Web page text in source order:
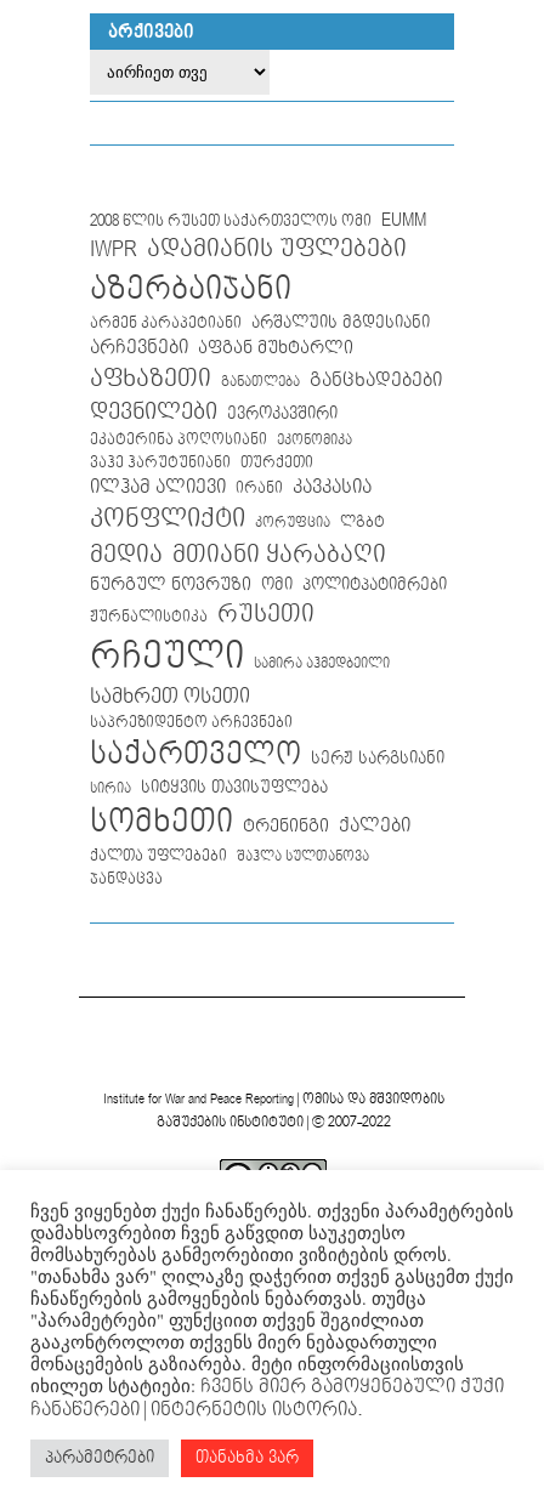
ᲐᲠᲥᲘᲕᲔᲑᲘ
2008 წლის რუსეთ საქართველოს ომი EUMM
IWPR ადამიანის უფლებები
აზერბაიჯანი
არმენ კარაპეტიანი არშალუის მგდესიანი
არჩევნები აფგან მუხტარლი
აფხაზეთი განათლება განცხადებები
დევნილები
ევროკავშირი
ეკატერინა პოღოსიანი
ეკონომიკა
ვაჰე ჰარუტუნიანი თურქეთი
ილჰამ ალიევი ირანი კავკასია
კონფლიქტი კორუფცია ლგბტ
მედია მთიანი ყარაბაღი
ნურგულ ნოვრუზი ომი პოლიტპატიმრები
ჟურნალისტიკა
რუსეთი
რჩეული სამირა აჰმედბეილი
სამხრეთ ოსეთი
საპრეზიდენტო არჩევნები
საქართველო სერჟ სარგსიანი
სირია სიტყვის თავისუფლება
სომხეთი ტრენინგი ქალები
ქალთა უფლებები შაჰლა სულთანოვა
ჯანდაცვა
Institute for War and Peace Reporting| ომისა და მშვიდობის
გაშუქების ინსტიტუტი| © 2007-2022
ვებგვერდის ფორმა და შინაარსი დაცულიაCreative
Commons-ის არაკომერციული 4.0 საერთაშორისო
ლიცენზიის ფარგლებში.
ჩვენ ვიყენებთ ქუქი ჩანაწერებს. თქვენი პარამეტრების
დამახსოვრებით ჩვენ გაწვდით საუკეთესო
მომსახურებას განმეორებითი ვიზიტების დროს.
"თანახმა ვარ" ღილაკზე დაჭერით თქვენ გასცემთ ქუქი
ჩანაწერების გამოყენების ნებართვას. თუმცა
"პარამეტრები" ფუნქციით თქვენ შეგიძლიათ
გააკონტროლოთ თქვენს მიერ ნებადართული
მონაცემების გაზიარება. მეტი ინფორმაციისთვის
იხილეთ სტატიები: ჩვენს მიერ გამოყენებული ქუქი
ჩანაწერები | ინტერნეტის ისტორია.
პარამეტრები თანახმა ვარ